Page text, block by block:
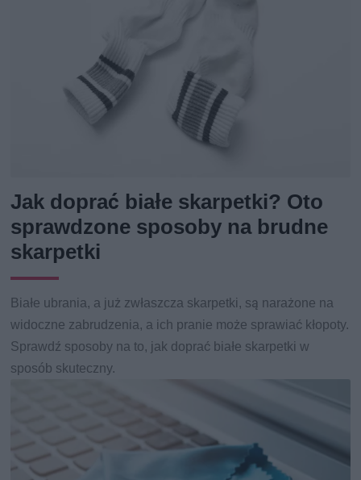
Jak doprać białe skarpetki? Oto
sprawdzone sposoby na brudne
skarpetki
Białe ubrania, a już zwłaszcza skarpetki, są narażone na
widoczne zabrudzenia, a ich pranie może sprawiać kłopoty.
Sprawdź sposoby na to, jak doprać białe skarpetki w
sposób skuteczny.